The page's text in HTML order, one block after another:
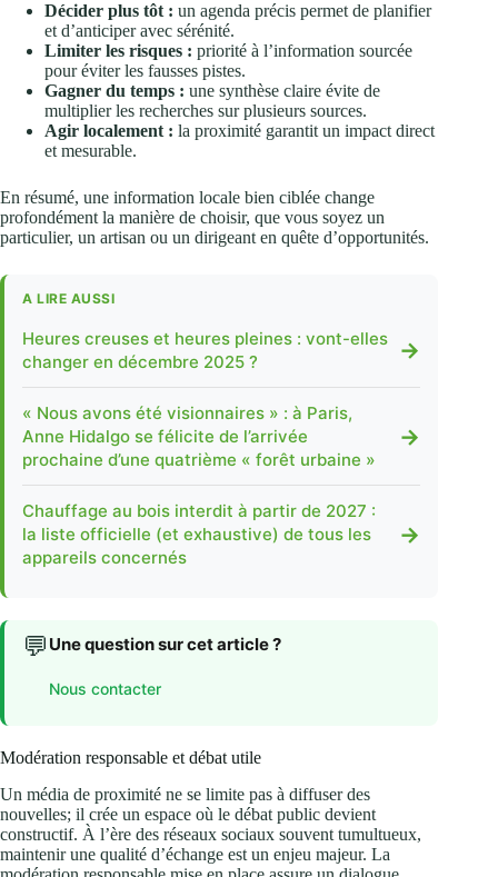
Décider plus tôt : un agenda précis permet de planifier
et d’anticiper avec sérénité.
Limiter les risques : priorité à l’information sourcée
pour éviter les fausses pistes.
Gagner du temps : une synthèse claire évite de
multiplier les recherches sur plusieurs sources.
Agir localement : la proximité garantit un impact direct
et mesurable.
En résumé, une information locale bien ciblée change
profondément la manière de choisir, que vous soyez un
particulier, un artisan ou un dirigeant en quête d’opportunités.
A LIRE AUSSI
Heures creuses et heures pleines : vont-elles
changer en décembre 2025 ?
→
« Nous avons été visionnaires » : à Paris,
Anne Hidalgo se félicite de l’arrivée
prochaine d’une quatrième « forêt urbaine »
→
Chauffage au bois interdit à partir de 2027 :
la liste officielle (et exhaustive) de tous les
appareils concernés
→
💬 Une question sur cet article ?
Nous contacter
Modération responsable et débat utile
Un média de proximité ne se limite pas à diffuser des
nouvelles; il crée un espace où le débat public devient
constructif. À l’ère des réseaux sociaux souvent tumultueux,
maintenir une qualité d’échange est un enjeu majeur. La